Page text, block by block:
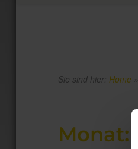
Sie sind hier: Home»
Monat: